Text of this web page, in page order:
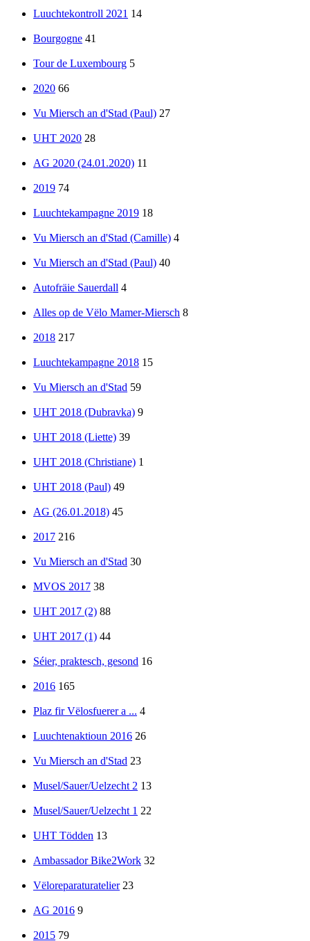
Luuchtekontroll 2021 14
Bourgogne 41
Tour de Luxembourg 5
2020 66
Vu Miersch an d'Stad (Paul) 27
UHT 2020 28
AG 2020 (24.01.2020) 11
2019 74
Luuchtekampagne 2019 18
Vu Miersch an d'Stad (Camille) 4
Vu Miersch an d'Stad (Paul) 40
Autofräie Sauerdall 4
Alles op de Vëlo Mamer-Miersch 8
2018 217
Luuchtekampagne 2018 15
Vu Miersch an d'Stad 59
UHT 2018 (Dubravka) 9
UHT 2018 (Liette) 39
UHT 2018 (Christiane) 1
UHT 2018 (Paul) 49
AG (26.01.2018) 45
2017 216
Vu Miersch an d'Stad 30
MVOS 2017 38
UHT 2017 (2) 88
UHT 2017 (1) 44
Séier, praktesch, gesond 16
2016 165
Plaz fir Vëlosfuerer a ... 4
Luuchtenaktioun 2016 26
Vu Miersch an d'Stad 23
Musel/Sauer/Uelzecht 2 13
Musel/Sauer/Uelzecht 1 22
UHT Tödden 13
Ambassador Bike2Work 32
Vëloreparaturatelier 23
AG 2016 9
2015 79